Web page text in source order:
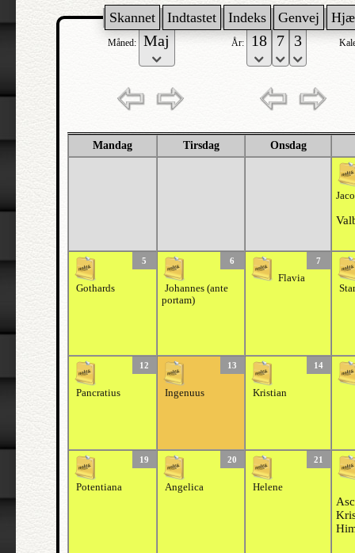
Skannet Indtastet Indeks Genvej
Måned: År:
Mandag Tirsdag Onsdag
5
Gothards
6
Johannes (ante
portam)
7
Flavia
12
Pancratius
13
Ingenuus
14
Kristian
19
Potentiana
20
Angelica
21
Helene